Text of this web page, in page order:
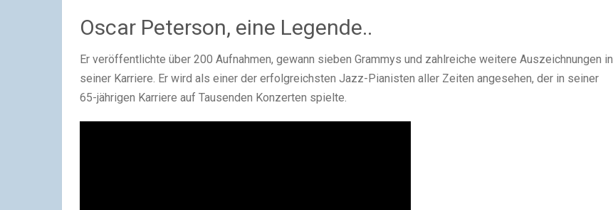
Oscar Peterson, eine Legende..
Er veröffentlichte über 200 Aufnahmen, gewann sieben Grammys und zahlreiche weitere Auszeichnungen in
seiner Karriere. Er wird als einer der erfolgreichsten Jazz-Pianisten aller Zeiten angesehen, der in seiner
65-jährigen Karriere auf Tausenden Konzerten spielte.